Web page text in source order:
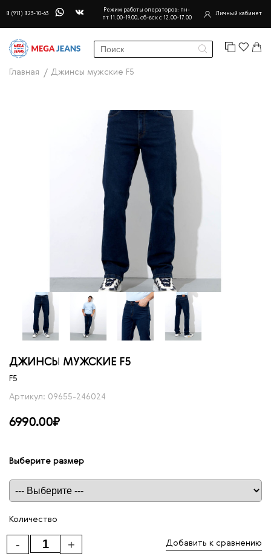
8 (911) 823-10-63
Режим работы операторов: пн-
пт 11.00-19.00, сб-вск с 12.00-17.00
Личный кабинет
Главная Джинсы мужские F5
ДЖИНСЫ МУЖСКИЕ F5
F5
Артикул: 09655-246024
6990.00₽
Выберите размер
Таблица размеров
Количество
+
- Добавить к сравнению